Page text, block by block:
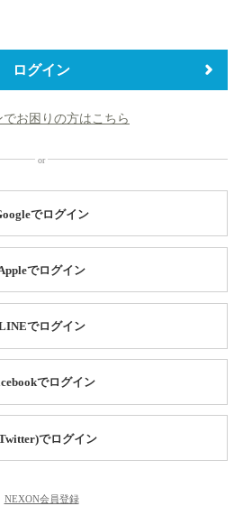
替
ログイン
でお困りの方はこちら
でログイン
でログイン
でログイン
でログイン
でログイン
NEXON会員登録